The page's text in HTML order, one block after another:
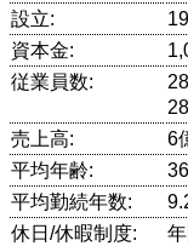
設立:
資本金:
従業員数:
売上高:
6
平均年齢:
平均勤続年数:
休日/休暇制度: